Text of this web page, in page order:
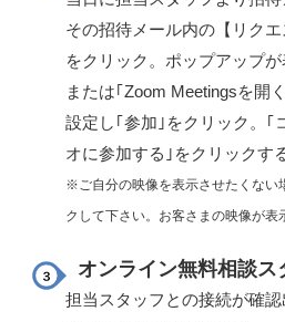
その招待メール内の【リク
をクリック。 ポップアップ
または｢Zoom Meetingsを開
設定し｢参加｣をクリック。
｢
オに参加する｣をクリックす
※ご自分の映像を表示させたくない
クして下さい。お客さまの映像が表
オンライン無料相談ス
担当スタッフとの接続が確